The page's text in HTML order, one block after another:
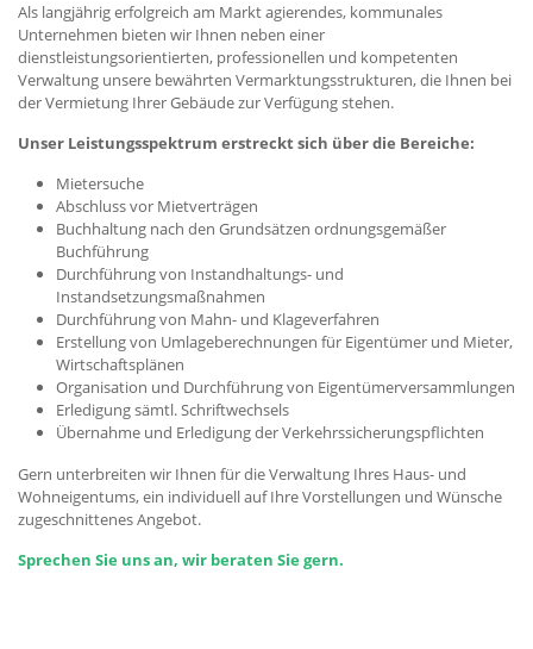
Als langjährig erfolgreich am Markt agierendes, kommunales
Unternehmen bieten wir Ihnen neben einer
dienstleistungsorientierten, professionellen und kompetenten
Verwaltung unsere bewährten Vermarktungsstrukturen, die Ihnen bei
der Vermietung Ihrer Gebäude zur Verfügung stehen.
Unser Leistungsspektrum erstreckt sich über die Bereiche:
Mietersuche
Abschluss vor Mietverträgen
Buchhaltung nach den Grundsätzen ordnungsgemäßer
Buchführung
Durchführung von Instandhaltungs- und
Instandsetzungsmaßnahmen
Durchführung von Mahn- und Klageverfahren
Erstellung von Umlageberechnungen für Eigentümer und Mieter,
Wirtschaftsplänen
Organisation und Durchführung von Eigentümerversammlungen
Erledigung sämtl. Schriftwechsels
Übernahme und Erledigung der Verkehrssicherungspflichten
Gern unterbreiten wir Ihnen für die Verwaltung Ihres Haus- und
Wohneigentums, ein individuell auf Ihre Vorstellungen und Wünsche
zugeschnittenes Angebot.
Sprechen Sie uns an, wir beraten Sie gern.